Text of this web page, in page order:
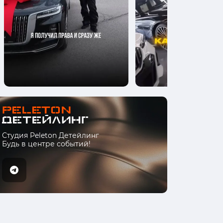
Студия Peleton Детейлинг
Будь в центре событий!